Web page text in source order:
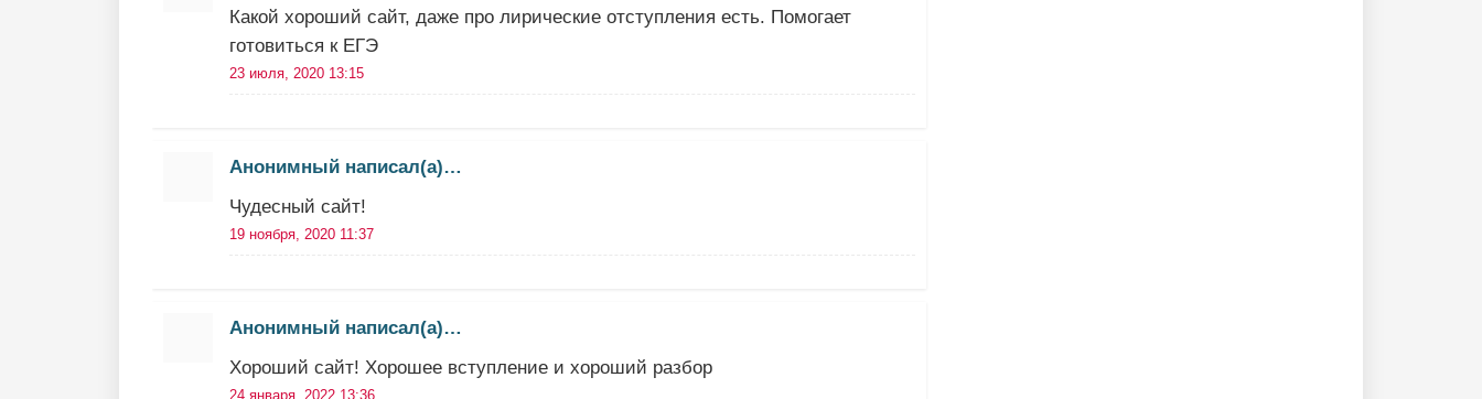
Какой хороший сайт, даже про лирические отступления есть. Помогает
готовиться к ЕГЭ
23 июля, 2020 13:15
Анонимный написал(а)…
Чудесный сайт!
19 ноября, 2020 11:37
Анонимный написал(а)…
Хороший сайт! Хорошее вступление и хороший разбор
24 января, 2022 13:36